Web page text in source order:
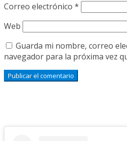
Correo electrónico *
Web
Guarda mi nombre, correo
navegador para la próxima vez